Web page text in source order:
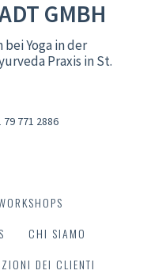
GMBH
Yoga in der
Praxis in St.
79 771 2886
CHI SIAMO
DEI CLIENTI